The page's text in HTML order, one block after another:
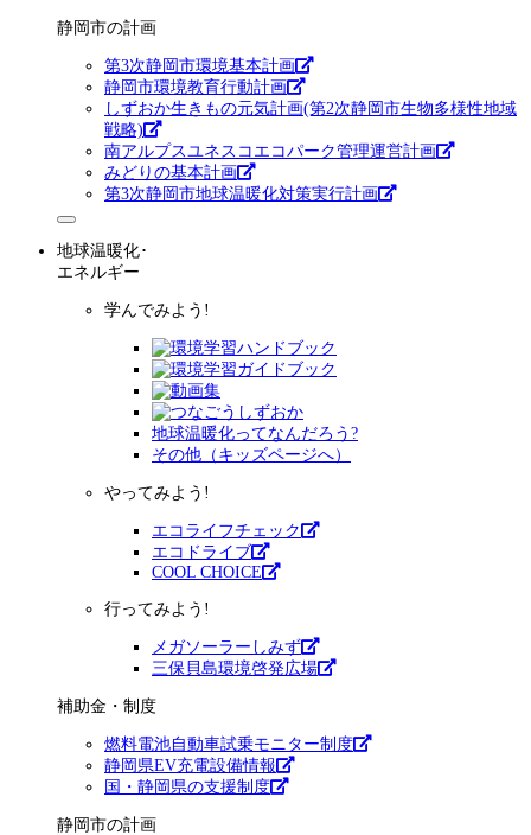
静岡市の計画
第3次静岡市環境基本計画
静岡市環境教育行動計画
しずおか生きもの元気計画(第2次静岡市生物多様性地域
戦略)
南アルプスユネスコエコパーク管理運営計画
みどりの基本計画
第3次静岡市地球温暖化対策実行計画
地球温暖化･
エネルギー
学んでみよう!
地球温暖化ってなんだろう?
その他（キッズページへ）
やってみよう!
エコライフチェック
エコドライブ
COOL CHOICE
行ってみよう!
メガソーラーしみず
三保貝島環境啓発広場
補助金・制度
燃料電池自動車試乗モニター制度
静岡県EV充電設備情報
国・静岡県の支援制度
静岡市の計画